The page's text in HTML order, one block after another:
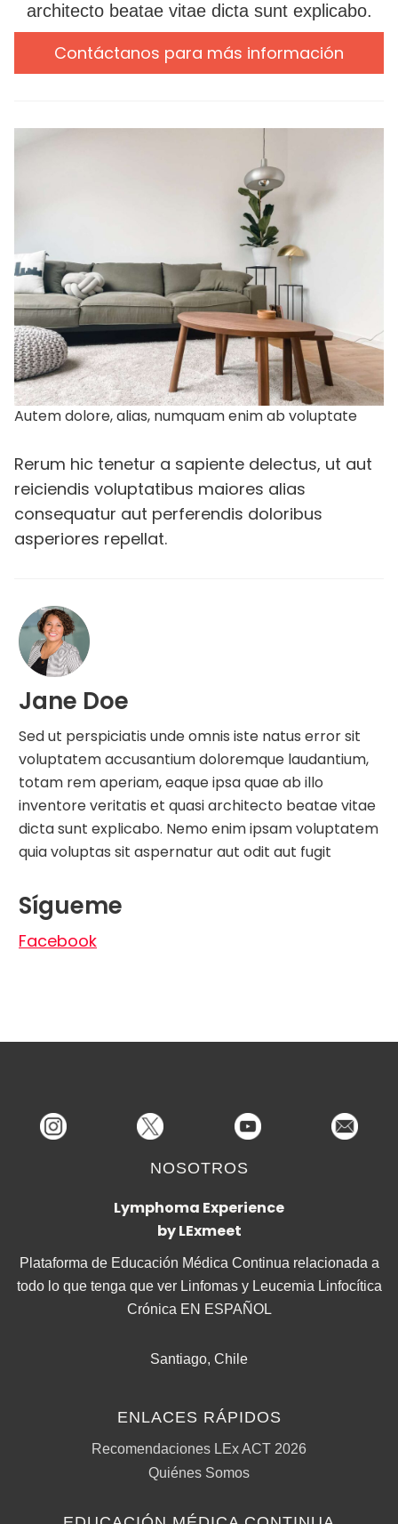
architecto beatae vitae dicta sunt explicabo.
Contáctanos para más información
Autem dolore, alias, numquam enim ab voluptate
Rerum hic tenetur a sapiente delectus, ut aut
reiciendis voluptatibus maiores alias
consequatur aut perferendis doloribus
asperiores repellat.
Jane Doe
Sed ut perspiciatis unde omnis iste natus error sit
voluptatem accusantium doloremque laudantium,
totam rem aperiam, eaque ipsa quae ab illo
inventore veritatis et quasi architecto beatae vitae
dicta sunt explicabo. Nemo enim ipsam voluptatem
quia voluptas sit aspernatur aut odit aut fugit
Sígueme
Facebook
NOSOTROS
Lymphoma Experience
by LExmeet
Plataforma de Educación Médica Continua relacionada a
todo lo que tenga que ver Linfomas y Leucemia Linfocítica
Crónica EN ESPAÑOL
Santiago, Chile
ENLACES RÁPIDOS
Recomendaciones LEx ACT 2026
Quiénes Somos